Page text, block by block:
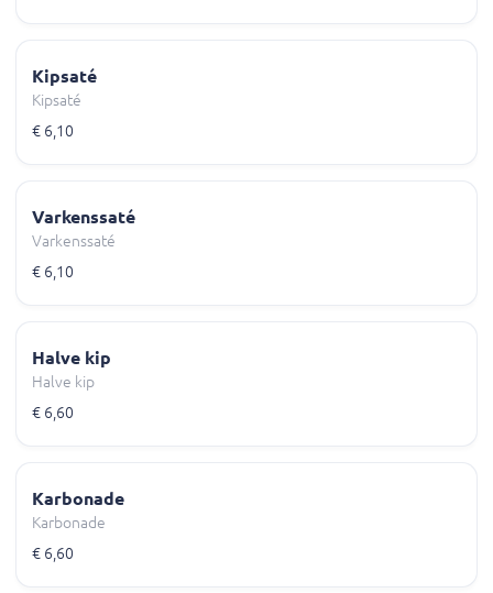
Kipsaté
Kipsaté
€ 6,10
Varkenssaté
Varkenssaté
€ 6,10
Halve kip
Halve kip
€ 6,60
Karbonade
Karbonade
€ 6,60